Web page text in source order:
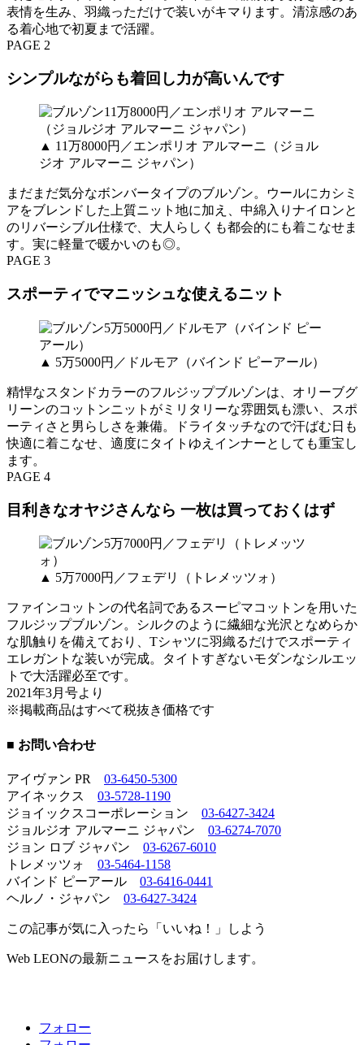
表情を生み、羽織っただけで装いがキマります。清涼感のあ
る着心地で初夏まで活躍。
PAGE 2
シンプルながらも着回し力が高いんです
▲ 11万8000円／エンポリオ アルマーニ（ジョル
ジオ アルマーニ ジャパン）
まだまだ気分なボンバータイプのブルゾン。ウールにカシミ
アをブレンドした上質ニット地に加え、中綿入りナイロンと
のリバーシブル仕様で、大人らしくも都会的にも着こなせま
す。実に軽量で暖かいのも◎。
PAGE 3
スポーティでマニッシュな使えるニット
▲ 5万5000円／ドルモア（バインド ピーアール）
精悍なスタンドカラーのフルジップブルゾンは、オリーブグ
リーンのコットンニットがミリタリーな雰囲気も漂い、スポ
ーティさと男らしさを兼備。ドライタッチなので汗ばむ日も
快適に着こなせ、適度にタイトゆえインナーとしても重宝し
ます。
PAGE 4
目利きなオヤジさんなら 一枚は買っておくはず
▲ 5万7000円／フェデリ（トレメッツォ）
ファインコットンの代名詞であるスーピマコットンを用いた
フルジップブルゾン。シルクのように繊細な光沢となめらか
な肌触りを備えており、Tシャツに羽織るだけでスポーティ
エレガントな装いが完成。タイトすぎないモダンなシルエッ
トで大活躍必至です。
2021年3月号より
※掲載商品はすべて税抜き価格です
■ お問い合わせ
アイヴァン PR 03-6450-5300
アイネックス 03-5728-1190
ジョイックスコーポレーション 03-6427-3424
ジョルジオ アルマーニ ジャパン 03-6274-7070
ジョン ロブ ジャパン 03-6267-6010
トレメッツォ 03-5464-1158
バインド ピーアール 03-6416-0441
ヘルノ・ジャパン 03-6427-3424
この記事が気に入ったら「いいね！」しよう
Web LEONの最新ニュースをお届けします。
フォロー